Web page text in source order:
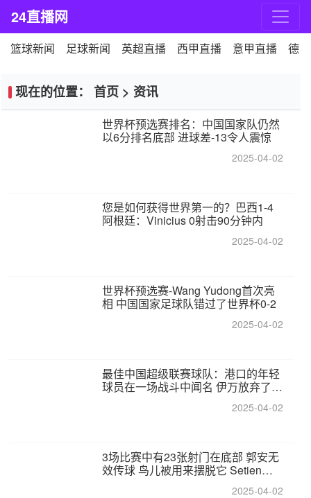
24直播网
篮球新闻 足球新闻 英超直播 西甲直播 意甲直播 德
现在的位置： 首页 > 资讯
世界杯预选赛排名：中国国家队仍然
以6分排名底部 进球差-13令人震惊
2025-04-02
您是如何获得世界第一的？巴西1-4
阿根廷：Vinicius 0射击90分钟内
2025-04-02
世界杯预选赛-Wang Yudong首次亮
相 中国国家足球队错过了世界杯0-2
2025-04-02
最佳中国超级联赛球队：港口的年轻
球员在一场战斗中闻名 伊万放弃了泰
2025-04-02
3场比赛中有23张射门在底部 郭安无
效传球 鸟儿被用来摆脱它 Setien痴
2025-04-02